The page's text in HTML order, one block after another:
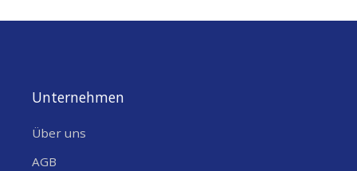
Rollouts in Gebäuden, Fabriken oder
LTE-Backhaul (im RAK7437C) bleibst du
auch in entlegenen Schweizer Standorten
Unternehmen
Über uns
AGB